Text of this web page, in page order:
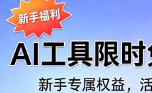
出库数，现库存数量
和outstorage进行